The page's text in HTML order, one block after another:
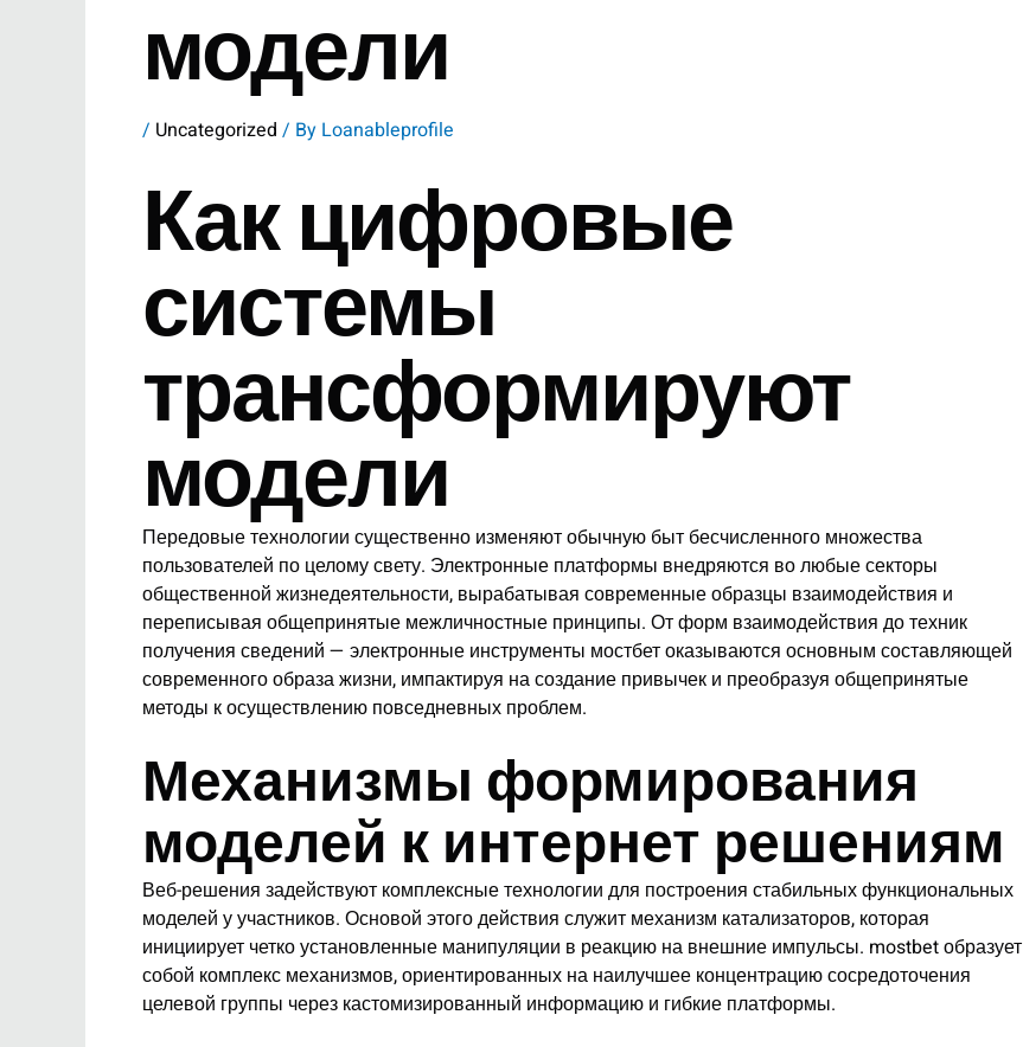
модели
/ Uncategorized / By Loanableprofile
Как цифровые
системы
трансформируют
модели
Передовые технологии существенно изменяют обычную быт бесчисленного множества
пользователей по целому свету. Электронные платформы внедряются во любые секторы
общественной жизнедеятельности, вырабатывая современные образцы взаимодействия и
переписывая общепринятые межличностные принципы. От форм взаимодействия до техник
получения сведений — электронные инструменты мостбет оказываются основным составляющей
современного образа жизни, импактируя на создание привычек и преобразуя общепринятые
методы к осуществлению повседневных проблем.
Механизмы формирования
моделей к интернет решениям
Веб-решения задействуют комплексные технологии для построения стабильных функциональных
моделей у участников. Основой этого действия служит механизм катализаторов, которая
инициирует четко установленные манипуляции в реакцию на внешние импульсы. mostbetобразует
собой комплекс механизмов, ориентированных на наилучшее концентрацию сосредоточения
целевой группы через кастомизированный информацию и гибкие платформы.